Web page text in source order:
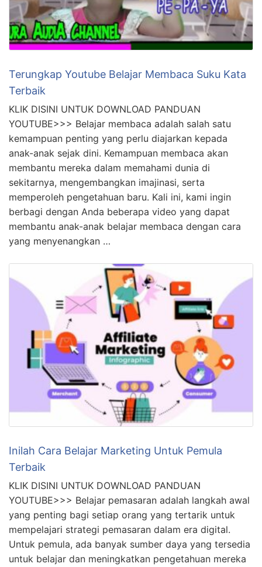
Terungkap Youtube Belajar Membaca Suku Kata
Terbaik
KLIK DISINI UNTUK DOWNLOAD PANDUAN
YOUTUBE>>> Belajar membaca adalah salah satu
kemampuan penting yang perlu diajarkan kepada
anak-anak sejak dini. Kemampuan membaca akan
membantu mereka dalam memahami dunia di
sekitarnya, mengembangkan imajinasi, serta
memperoleh pengetahuan baru. Kali ini, kami ingin
berbagi dengan Anda beberapa video yang dapat
membantu anak-anak belajar membaca dengan cara
yang menyenangkan …
Inilah Cara Belajar Marketing Untuk Pemula
Terbaik
KLIK DISINI UNTUK DOWNLOAD PANDUAN
YOUTUBE>>> Belajar pemasaran adalah langkah awal
yang penting bagi setiap orang yang tertarik untuk
mempelajari strategi pemasaran dalam era digital.
Untuk pemula, ada banyak sumber daya yang tersedia
untuk belajar dan meningkatkan pengetahuan mereka